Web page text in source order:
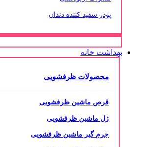
پودر سفید کننده دندان
بهداشت خانه
محصولات ظرفشویی
قرص ماشین ظرفشویی
ژل ماشین ظرفشویی
جرم گیر ماشین ظرفشویی